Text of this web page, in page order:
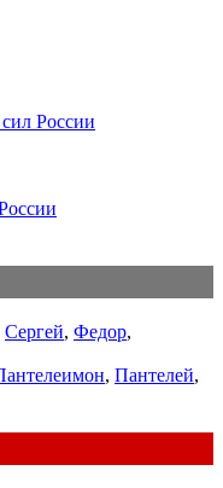
России
Сергей, Федор,
, Пантелей,